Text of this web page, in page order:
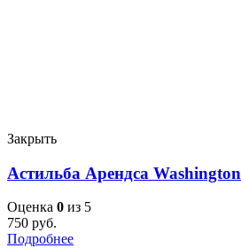
Закрыть
Астильба Арендса Washington
Оценка 0 из 5
750 руб.
Подробнее